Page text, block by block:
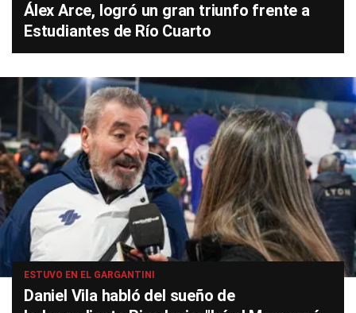
Álex Arce, logró un gran triunfo frente a
Estudiantes de Río Cuarto
ESTUVO EN EL GARGANTINI
Daniel Vila habló del sueño de